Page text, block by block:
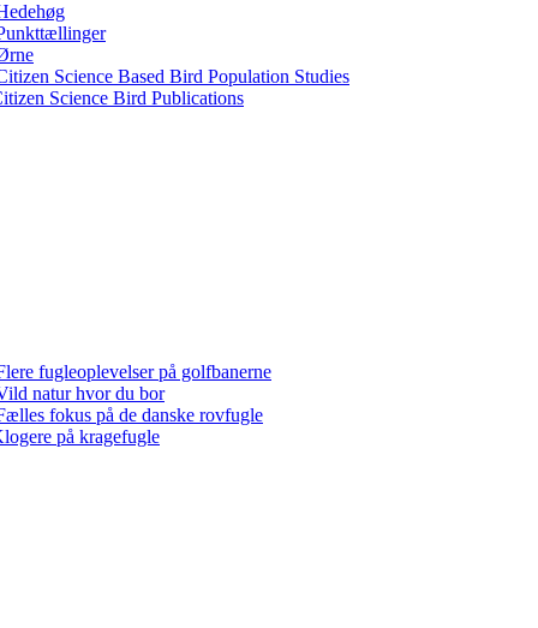
Science Based Bird Population Studies
Science Bird Publications
fugleoplevelser på golfbanerne
natur hvor du bor
fokus på de danske rovfugle
på kragefugle